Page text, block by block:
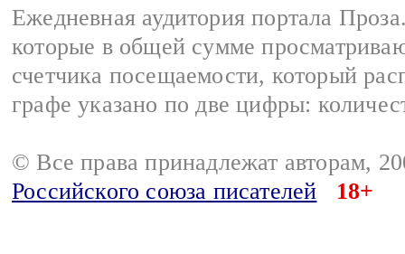
Ежедневная аудитория портала
которые в общей сумме
счетчика посещаемости, который
графе указано по две цифры:
© Все права принадлежат авторам,
Российского союза писателей
18+